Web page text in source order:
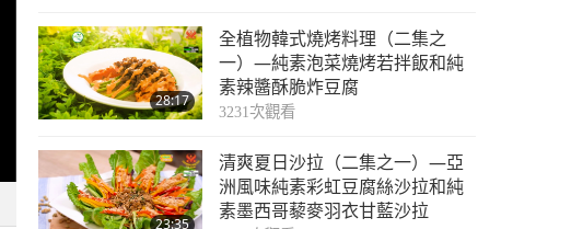
28:17
全植物韓式燒烤料理（二集之
一）—純素泡菜燒烤若拌飯和純
素辣醬酥脆炸豆腐
3231次觀看
23:35
清爽夏日沙拉（二集之一）—亞
洲風味純素彩虹豆腐絲沙拉和純
素墨西哥藜麥羽衣甘藍沙拉